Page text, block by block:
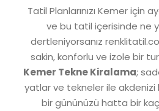
Tatil Planlarınızı Kemer için
ve bu tatil içerisinde ne
dertleniyorsanız
sakin, konforlu ve izole bir
Kemer Tekne Kiralama;
yatlar ve tekneler ile akdenizi
bir gününüzü hatta bir